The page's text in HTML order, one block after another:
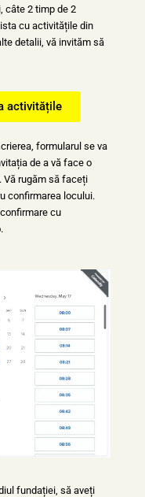
câte 2 timp de 2
cu activitățile din
detalii, vă invităm să
activitățile
formularul se va
de a vă face o
Vă rugăm să faceți
confirmarea locului.
cu
fundației, să aveți